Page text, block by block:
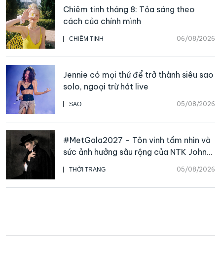
CHIÊM TINH 06/08/2026
Chiêm tinh tháng 8: Tỏa sáng theo
cách của chính mình
SAO 05/08/2026
Jennie có mọi thứ để trở thành siêu sao
solo, ngoại trừ hát live
THỜI TRANG 05/08/2026
#MetGala2027 – Tôn vinh tầm nhìn và
sức ảnh hưởng sâu rộng của NTK John
Galliano